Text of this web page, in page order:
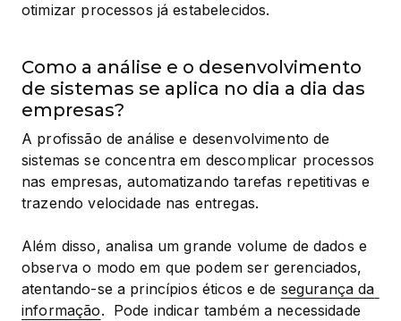
otimizar processos já estabelecidos.
Como a análise e o desenvolvimento
de sistemas se aplica no dia a dia das
empresas?
A profissão de análise e desenvolvimento de
sistemas se concentra em descomplicar processos
nas empresas, automatizando tarefas repetitivas e
trazendo velocidade nas entregas.
Além disso, analisa um grande volume de dados e
observa o modo em que podem ser gerenciados,
atentando-se a princípios éticos e de segurança da
informação.  Pode indicar também a necessidade